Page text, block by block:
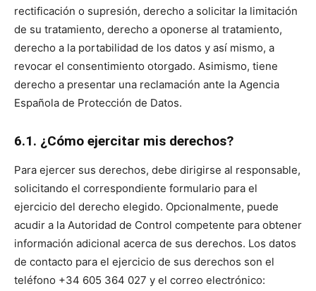
rectificación o supresión, derecho a solicitar la limitación
de su tratamiento, derecho a oponerse al tratamiento,
derecho a la portabilidad de los datos y así mismo, a
revocar el consentimiento otorgado. Asimismo, tiene
derecho a presentar una reclamación ante la Agencia
Española de Protección de Datos.
6.1. ¿Cómo ejercitar mis derechos?
Para ejercer sus derechos, debe dirigirse al responsable,
solicitando el correspondiente formulario para el
ejercicio del derecho elegido. Opcionalmente, puede
acudir a la Autoridad de Control competente para obtener
información adicional acerca de sus derechos. Los datos
de contacto para el ejercicio de sus derechos son el
teléfono +34 605 364 027 y el correo electrónico: